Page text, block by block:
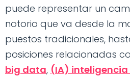
puede representar un
notorio que va desde la
puestos tradicionales,
posiciones relacionadas
big data, (IA)